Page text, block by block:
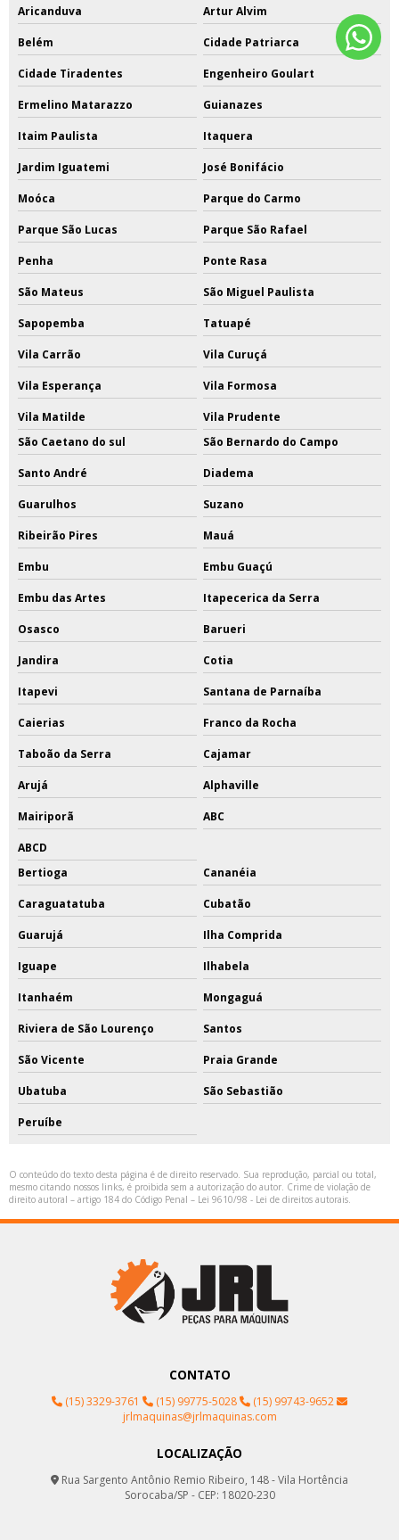
Aricanduva Artur Alvim
Belém Cidade Patriarca
Cidade Tiradentes Engenheiro Goulart
Ermelino Matarazzo Guianazes
Itaim Paulista Itaquera
Jardim Iguatemi José Bonifácio
Moóca Parque do Carmo
Parque São Lucas Parque São Rafael
Penha Ponte Rasa
São Mateus São Miguel Paulista
Sapopemba Tatuapé
Vila Carrão Vila Curuçá
Vila Esperança Vila Formosa
Vila Matilde
Vila Prudente
São Caetano do sul
São Bernardo do Campo
Santo André Diadema
Guarulhos Suzano
Ribeirão Pires Mauá
Embu Embu Guaçú
Embu das Artes Itapecerica da Serra
Osasco Barueri
Jandira Cotia
Itapevi Santana de Parnaíba
Caierias Franco da Rocha
Taboão da Serra Cajamar
Arujá Alphaville
Mairiporã ABC
ABCD
Bertioga
Cananéia
Caraguatatuba Cubatão
Guarujá Ilha Comprida
Iguape Ilhabela
Itanhaém Mongaguá
Riviera de São Lourenço Santos
São Vicente Praia Grande
Ubatuba São Sebastião
Peruíbe
O conteúdo do texto desta página é de direito reservado. Sua reprodução, parcial ou total,
mesmo citando nossos links, é proibida sem a autorização do autor. Crime de violação de
direito autoral – artigo 184 do Código Penal – Lei 9610/98 - Lei de direitos autorais.
CONTATO
(15) 3329-3761 (15) 99775-5028
(15) 99743-9652
jrlmaquinas@jrlmaquinas.com
LOCALIZAÇÃO
Rua Sargento Antônio Remio Ribeiro, 148 - Vila Hortência
Sorocaba/SP - CEP: 18020-230